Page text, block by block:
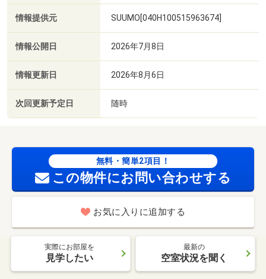
情報提供元 SUUMO[040H100515963674]
情報公開日 2026年7月8日
情報更新日 2026年8月6日
次回更新予定日 随時
無料・簡単2項目！
この物件にお問い合わせする
お気に入りに追加する
実際にお部屋を
見学したい
最新の
空室状況を聞く